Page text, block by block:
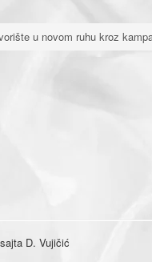
u novom ruhu kroz
D. Vujičić